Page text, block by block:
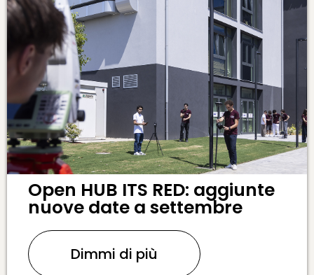
Open HUB ITS RED: aggiunte
nuove date a settembre
Dimmi di più